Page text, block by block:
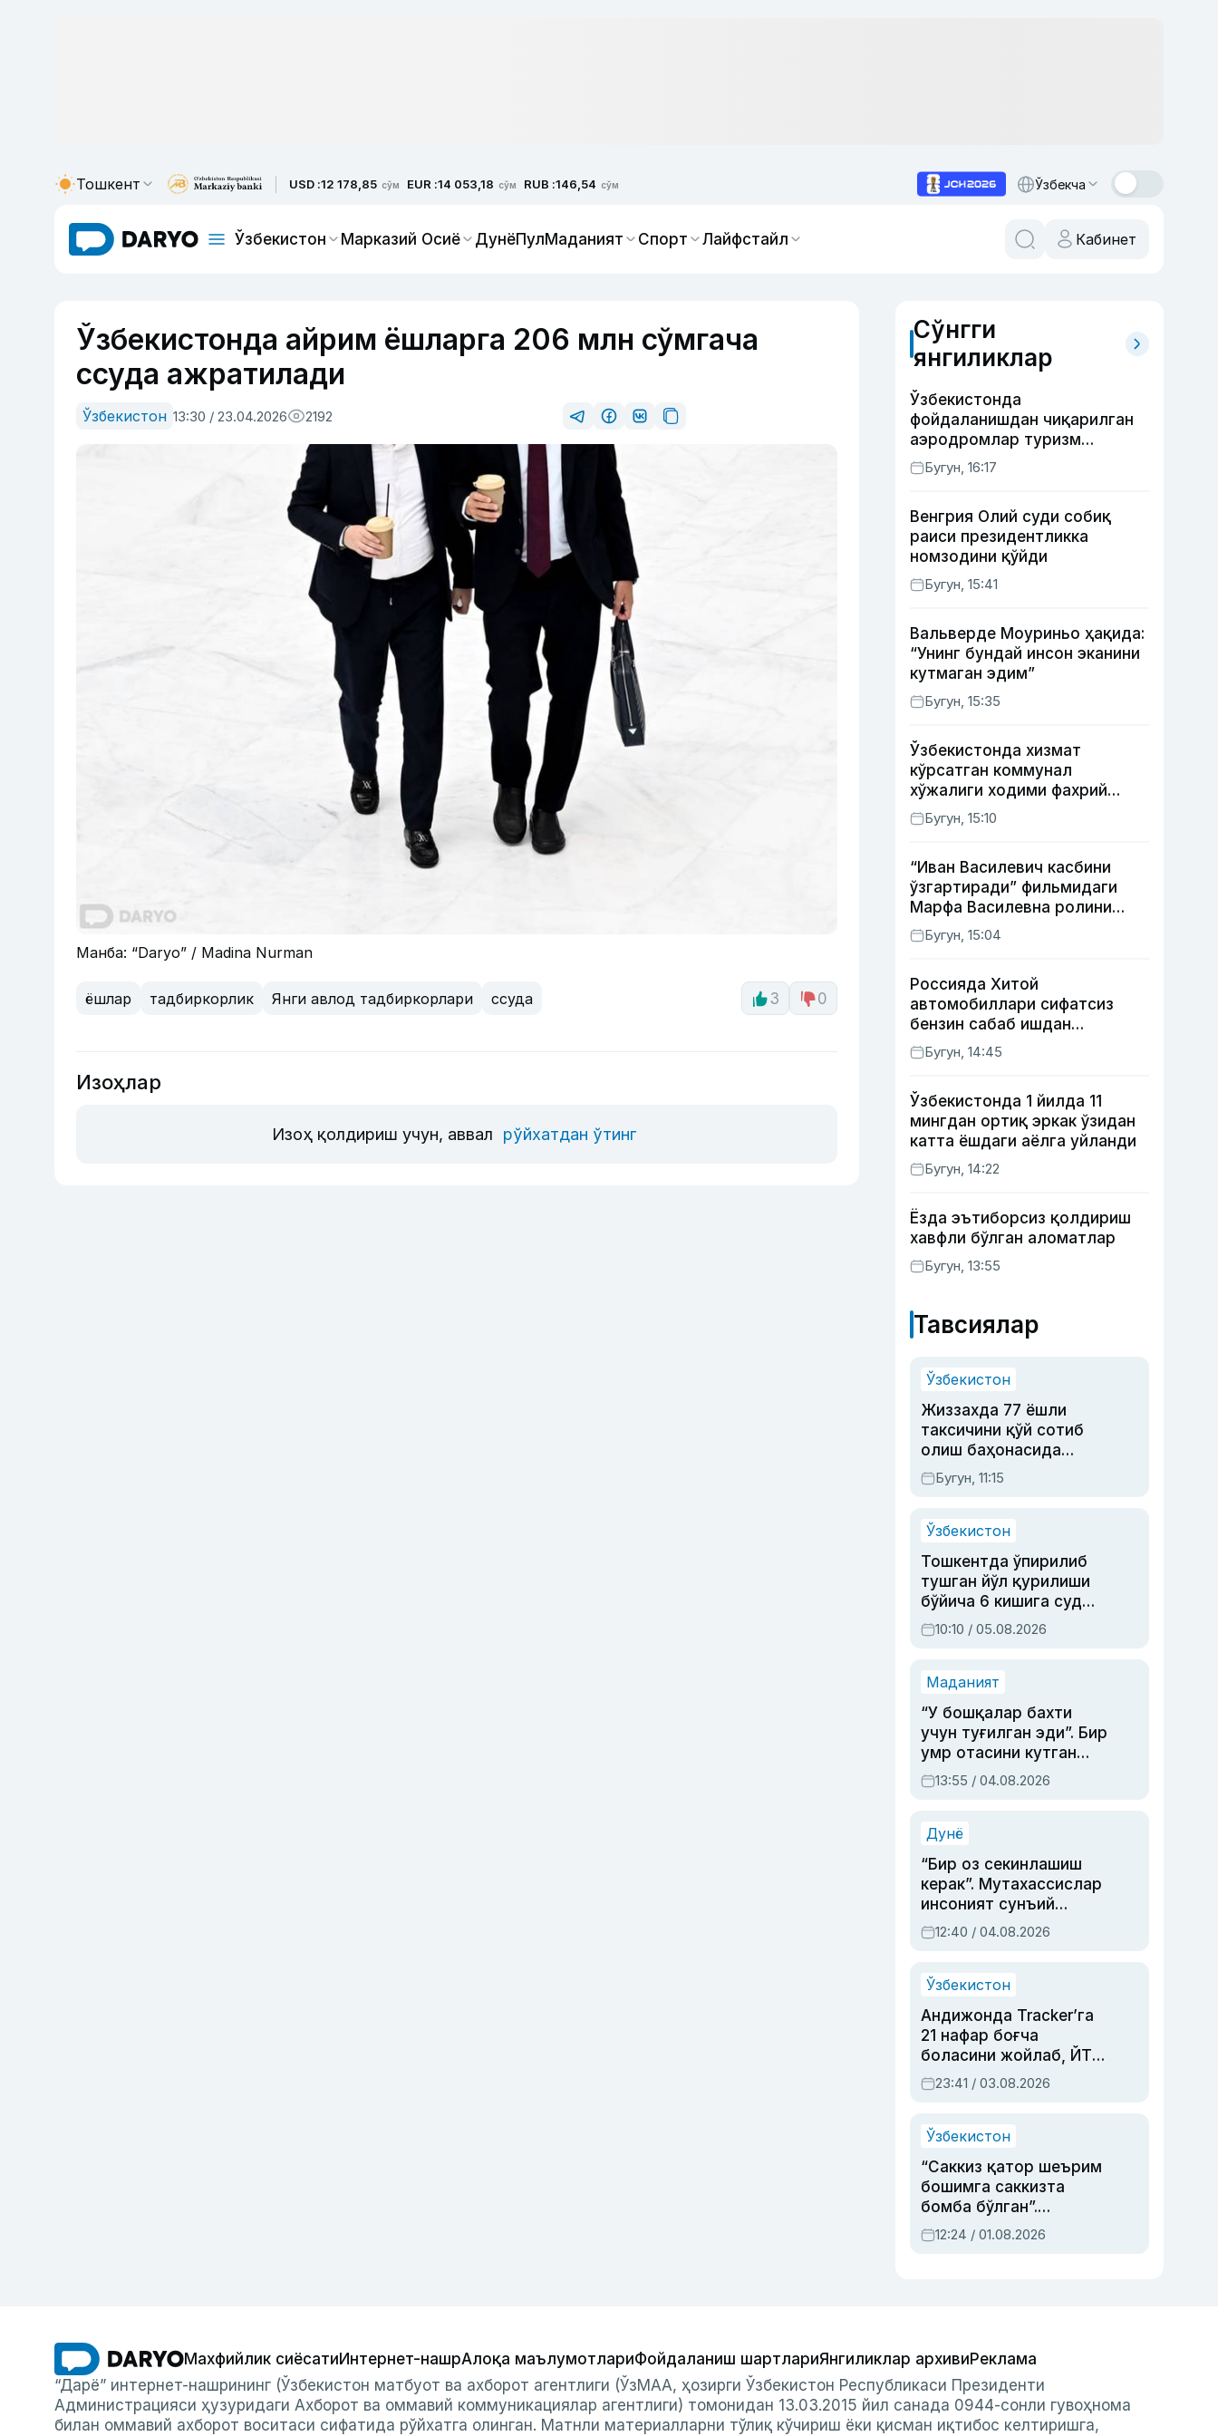
Тошкент USD :12 178,85 сўм EUR :14 053,18 сўм RUB :146,54 сўм Ўзбекча
Ўзбекистон Марказий Осиё ДунёПулМаданият Спорт Лайфстайл Кабинет
Ўзбекистонда айрим ёшларга 206 млн сўмгача
ссуда ажратилади
Ўзбекистон 13:30 / 23.04.2026 2192
Манба: “Daryo” / Madina Nurman
ёшлар тадбиркорлик Янги авлод тадбиркорлари ссуда 3 0
Изоҳлар
Изоҳ қолдириш учун, аввал рўйхатдан ўтинг
Сўнгги
янгиликлар
Ўзбекистонда
фойдаланишдан чиқарилган
аэродромлар туризм
мақсадида ижарага
берилиши мумкин
Бугун, 16:17
Венгрия Олий суди собиқ
раиси президентликка
номзодини қўйди
Бугун, 15:41
Вальверде Моуриньо ҳақида:
“Унинг бундай инсон эканини
кутмаган эдим”
Бугун, 15:35
Ўзбекистонда хизмат
кўрсатган коммунал
хўжалиги ходими фахрий
унвони таъсис этилиши
мумкин
Бугун, 15:10
“Иван Василевич касбини
ўзгартиради” фильмидаги
Марфа Василевна ролини
ижро этган актрисанинг
тақдири қандай кечди?
Бугун, 15:04
Россияда Хитой
автомобиллари сифатсиз
бензин сабаб ишдан
чиқмоқда
Бугун, 14:45
Ўзбекистонда 1 йилда 11
мингдан ортиқ эркак ўзидан
катта ёшдаги аёлга уйланди
Бугун, 14:22
Ёзда эътиборсиз қолдириш
хавфли бўлган аломатлар
Бугун, 13:55
Тавсиялар
Ўзбекистон
Жиззахда 77 ёшли
таксичини қўй сотиб
олиш баҳонасида
яйловга олиб бориб
ўлдирган йигит 20
Бугун, 11:15
Ўзбекистон
Тошкентда ўпирилиб
тушган йўл қурилиши
бўйича 6 кишига суд
ҳукми ўқилди
10:10 / 05.08.2026
Маданият
“У бошқалар бахти
учун туғилган эди”. Бир
умр отасини кутган
актриса ва дубльяж
устаси Римма
синовларга тўла ҳаёти
13:55 / 04.08.2026
Дунё
“Бир оз секинлашиш
керак”. Мутахассислар
инсоният сунъий
интеллектни бошқара
олмай қолишидан
12:40 / 04.08.2026
Ўзбекистон
Андижонда Tracker’га
21 нафар боғча
боласини жойлаб, ЙТҲ
содир этган аёлга суд
ҳукми ўқилди
23:41 / 03.08.2026
Ўзбекистон
“Саккиз қатор шеърим
бошимга саккизта
бомба бўлган”.
Абдулла Ориповни
сиёсий айбловлардан
12:24 / 01.08.2026
Махфийлик сиёсатиИнтернет-нашрАлоқа маълумотлариФойдаланиш шартлариЯнгиликлар архивиРеклама
“Дарё” интернет-нашрининг (Ўзбекистон матбуот ва ахборот агентлиги (ЎзМАА, ҳозирги Ўзбекистон Республикаси Президенти
Администрацияси ҳузуридаги Ахборот ва оммавий коммуникациялар агентлиги) томонидан 13.03.2015 йил санада 0944-сонли гувоҳнома
билан оммавий ахборот воситаси сифатида рўйхатга олинган. Матнли материалларни тўлиқ кўчириш ёки қисман иқтибос келтиришга,